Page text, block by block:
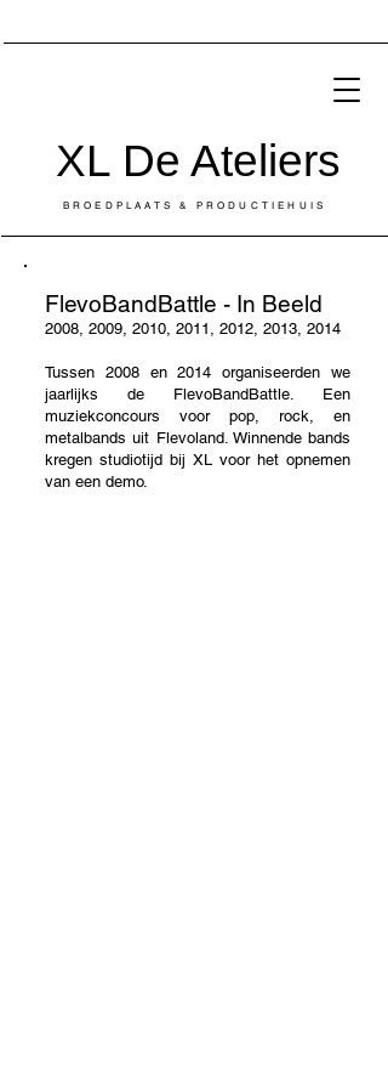
XL De Ateliers
BROEDPLAATS & PRODUCTIEHUIS
FlevoBandBattle - In Beeld
2008, 2009, 2010, 2011, 2012, 2013, 2014
Tussen 2008 en 2014 organiseerden we
jaarlijks de FlevoBandBattle. Een
muziekconcours voor pop, rock, en
metalbands uit Flevoland. Winnende bands
kregen studiotijd bij XL voor het opnemen
van een demo.